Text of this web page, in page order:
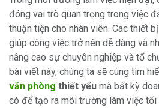
đóng vai trò quan trọng trong việc
thuận tiện cho nhân viên. Các thiết
giúp công việc trở nên dễ dàng và
nâng cao sự chuyên nghiệp và tổ
bài viết này, chúng ta sẽ cùng tìm
văn phòng thiết yếu mà bất kỳ
có để tạo ra môi trường làm việc tối